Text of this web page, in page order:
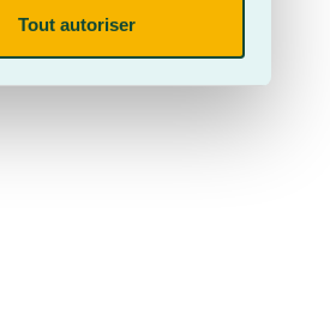
Tout autoriser